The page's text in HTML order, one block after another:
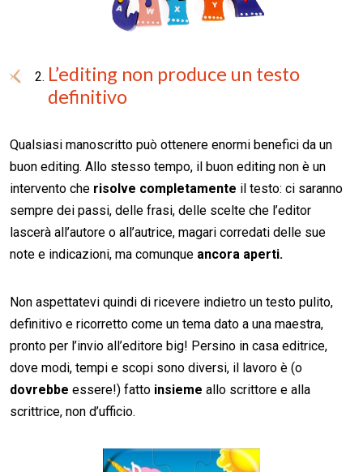
L’editing non produce un testo
definitivo
Qualsiasi manoscritto può ottenere enormi benefici da un
buon editing. Allo stesso tempo, il buon editing non è un
intervento che risolve completamente il testo: ci saranno
sempre dei passi, delle frasi, delle scelte che l’editor
lascerà all’autore o all’autrice, magari corredati delle sue
note e indicazioni, ma comunque ancora aperti.
Non aspettatevi quindi di ricevere indietro un testo pulito,
definitivo e ricorretto come un tema dato a una maestra,
pronto per l’invio all’editore big! Persino in casa editrice,
dove modi, tempi e scopi sono diversi, il lavoro è (o
dovrebbe essere!) fatto insieme allo scrittore e alla
scrittrice, non d’ufficio.